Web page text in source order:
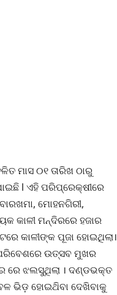
ମାସ ୦୧ ତାରିଖ ଠାରୁ
l ଏହି ପରିପ୍ରେକ୍ଷୀରେ
ମୋହନଗିରୀ,
କାଳୀ ମନ୍ଦିରରେ ହଜାର
କାଳୀଙ୍କ ପୂଜା ହୋଇଥିଲା।
ଉତ୍ସବ ମୁଖର
ରେ ଝଲସୁଥିଲା । ଦଣ୍ଡଭକ୍ତ
ଭିଡ଼ ହୋଇଥ‌ିବା ଦେଖିବାକୁ